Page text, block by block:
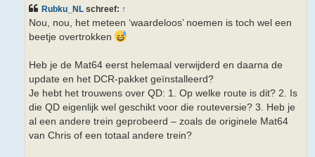
Rubku_NL schreef: ↑
Nou, nou, het meteen ‘waardeloos’ noemen is toch wel een
beetje overtrokken
Heb je de Mat64 eerst helemaal verwijderd en daarna de
update en het DCR-pakket geïnstalleerd?
Je hebt het trouwens over QD: 1. Op welke route is dit? 2. Is
die QD eigenlijk wel geschikt voor die routeversie? 3. Heb je
al een andere trein geprobeerd – zoals de originele Mat64
van Chris of een totaal andere trein?